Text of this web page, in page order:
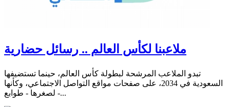
ملاعبنا لكأس العالم .. رسائل حضارية
تبدو الملاعب المرشحة لبطولة كأس العالم، حينما تستضيفها
السعودية في 2034، على صفحات مواقع التواصل الاجتماعي، وكأنها
- لصغرها - طوابع...